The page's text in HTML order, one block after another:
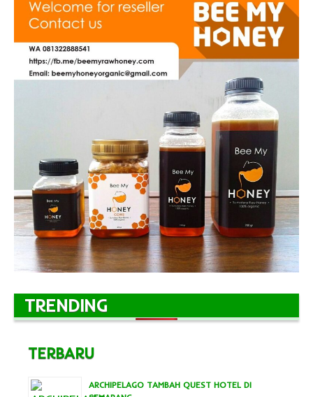
TRENDING
TERBARU
ARCHIPELAGO TAMBAH QUEST HOTEL DI